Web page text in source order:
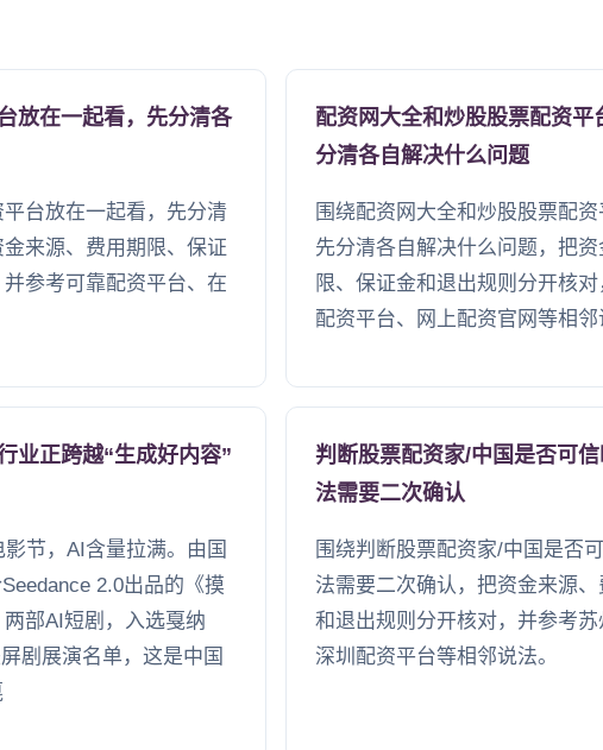
放在一起看，先分清各
台放在一起看，先分清
来源、费用期限、保证
参考可靠配资平台、在
配资网大全和炒股股票配资平
分清各自解决什么问题
围绕配资网大全和炒股股票配资
先分清各自解决什么问题，把
限、保证金和退出规则分开核
配资平台、网上配资官网等相邻
业正跨越“生成好内容”
节，AI含量拉满。由国
2.0出品的《摸
部AI短剧，入选戛纳
剧展演名单，这是中国
判断股票配资家/中国是否可
法需要二次确认
围绕判断股票配资家/中国是否
法需要二次确认，把资金来源
和退出规则分开核对，并参考苏
深圳配资平台等相邻说法。